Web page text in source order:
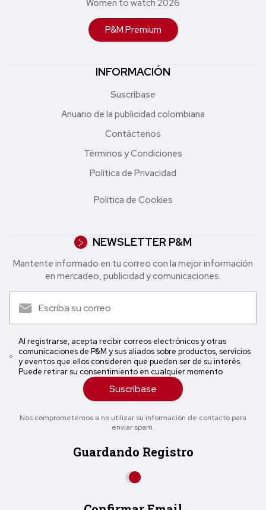
Women to watch 2026
P&M Premium
INFORMACIÓN
Suscríbase
Anuario de la publicidad colombiana
Contáctenos
Términos y Condiciones
Política de Privacidad
Política de Cookies
NEWSLETTER P&M
Mantente informado en tu correo con la mejor in formación
en mercadeo, publicidad y comunicaciones.
Al registrarse, acepta recibir correos electrónicos y otras
comunicaciones de P&M y sus aliados sobre productos, servicios
y eventos que ellos consideren que pueden ser de su interés.
Puede retirar su consentimiento en cualquier momento
Suscríbase
Nos comprometemos a no utilizar su información de contacto para
enviar spam.
Guardando Registro